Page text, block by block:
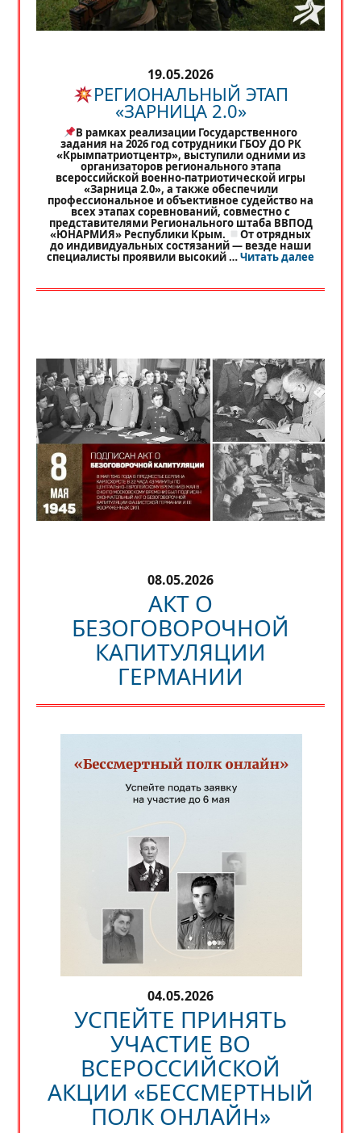
19.05.2026
РЕГИОНАЛЬНЫЙ ЭТАП
«ЗАРНИЦА 2.0»
В рамках реализации Государственного
задания на 2026 год сотрудники ГБОУ ДО РК
«Крымпатриотцентр», выступили одними из
организаторов регионального этапа
всероссийской военно-патриотической игры
«Зарница 2.0», а также обеспечили
профессиональное и объективное судейство на
всех этапах соревнований, совместно с
представителями Регионального штаба ВВПОД
«ЮНАРМИЯ» Республики Крым. От отрядных
до индивидуальных состязаний — везде наши
специалисты проявили высокий …Читать далее«
08.05.2026
АКТ О
БЕЗОГОВОРОЧНОЙ
КАПИТУЛЯЦИИ
ГЕРМАНИИ
04.05.2026
УСПЕЙТЕ ПРИНЯТЬ
УЧАСТИЕ ВО
ВСЕРОССИЙСКОЙ
АКЦИИ «БЕССМЕРТНЫЙ
ПОЛК ОНЛАЙН»